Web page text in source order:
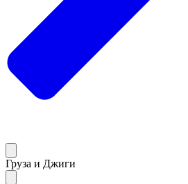
Груза и Джиги